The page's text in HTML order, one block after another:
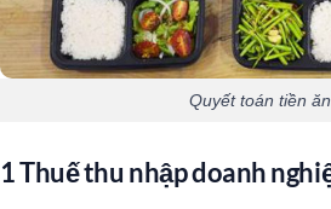
Quyết toán tiền
1 Thuế thu nhập doanh